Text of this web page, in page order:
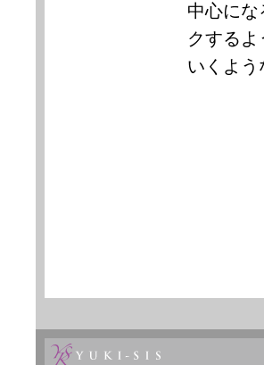
中心に
クする
いくよ